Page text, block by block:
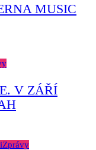
MUSIC
V ZÁŘÍ
Zprávy